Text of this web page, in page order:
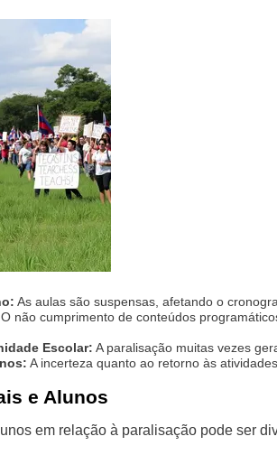
As aulas são suspensas, afetando o
O não cumprimento de conteúdos
Escolar: A paralisação muitas vezes
A incerteza quanto ao retorno às
e Alunos
em relação à paralisação pode ser